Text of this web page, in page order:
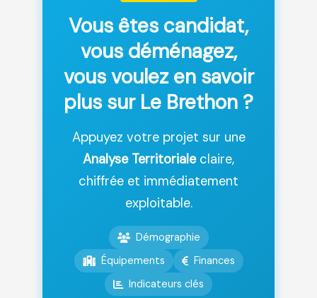
Vous êtes candidat,
vous déménagez,
vous voulez en savoir
plus sur Le Brethon ?
Appuyez votre projet sur une
Analyse Territorialeclaire,
chiffrée et immédiatement
exploitable.
Démographie
Équipements
Finances
Indicateurs clés